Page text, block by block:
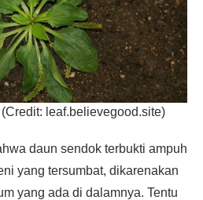
leaf.believegood.site)
daun sendok terbukti ampuh
yang tersumbat, dikarenakan
yang ada di dalamnya. Tentu